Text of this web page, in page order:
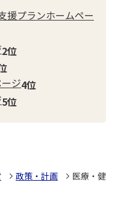
援プランホームペー
ジ
政策・計画
医療・健